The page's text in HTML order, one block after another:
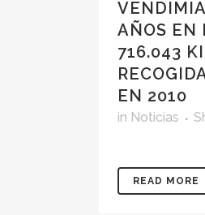
AÑOS EN
716.043
EN 2010
in Noticias
READ MORE